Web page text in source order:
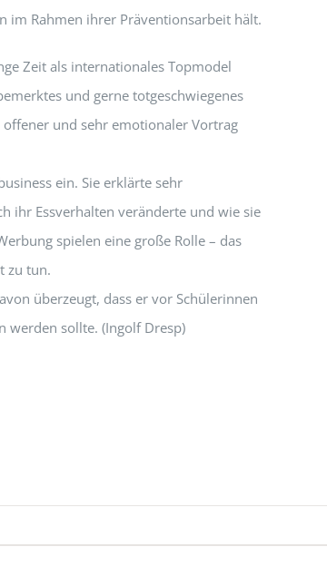
im Rahmen ihrer Präventionsarbeit hält.
Zeit als internationales Topmodel
und gerne totgeschwiegenes
und sehr emotionaler Vortrag
ein. Sie erklärte sehr
ihr Essverhalten veränderte und wie sie
spielen eine große Rolle – das
zu tun.
überzeugt, dass er vor Schülerinnen
werden sollte. (Ingolf Dresp)